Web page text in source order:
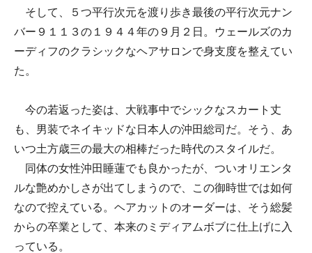
そして、５つ平行次元を渡り歩き最後の平行次元ナン
バー９１１３の１９４４年の９月２日。ウェールズのカ
ーディフのクラシックなヘアサロンで身支度を整えてい
た。
今の若返った姿は、大戦事中でシックなスカート丈
も、男装でネイキッドな日本人の沖田総司だ。そう、あ
いつ土方歳三の最大の相棒だった時代のスタイルだ。
同体の女性沖田睡蓮でも良かったが、ついオリエンタ
ルな艶めかしさが出てしまうので、この御時世では如何
なので控えている。ヘアカットのオーダーは、そう総髪
からの卒業として、本来のミディアムボブに仕上げに入
っている。